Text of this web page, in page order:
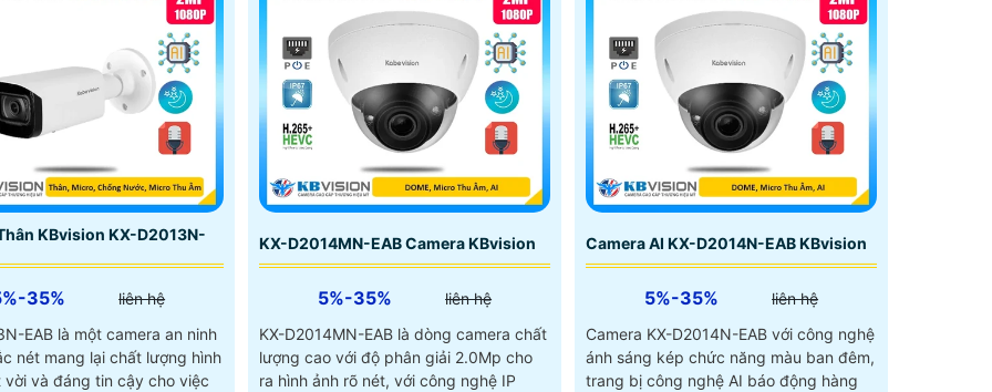
KBvision KX-D2013N-
35%
liên hệ
EAB là một camera an ninh
nét mang lại chất lượng hình
vời và đáng tin cậy cho việc
KX-D2014MN-EAB Camera KBvision
5%-35%
liên hệ
KX-D2014MN-EAB là dòng camera chất
lượng cao với độ phân giải 2.0Mp cho
ra hình ảnh rõ nét, với công nghệ IP
Camera AI KX-D2014N-EAB KBvision
5%-35%
liên hệ
Camera KX-D2014N-EAB với công nghệ
ánh sáng kép chức năng màu ban đêm,
trang bị công nghệ AI báo động hàng